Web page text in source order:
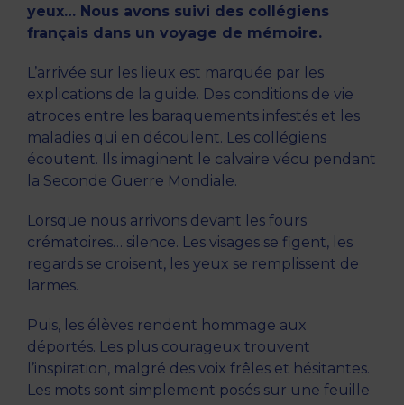
yeux… Nous avons suivi des collégiens
français dans un voyage de mémoire.
L’arrivée sur les lieux est marquée par les
explications de la guide. Des conditions de vie
atroces entre les baraquements infestés et les
maladies qui en découlent. Les collégiens
écoutent. Ils imaginent le calvaire vécu pendant
la Seconde Guerre Mondiale.
Lorsque nous arrivons devant les fours
crématoires… silence. Les visages se figent, les
regards se croisent, les yeux se remplissent de
larmes.
Puis, les élèves rendent hommage aux
déportés. Les plus courageux trouvent
l’inspiration, malgré des voix frêles et hésitantes.
Les mots sont simplement posés sur une feuille